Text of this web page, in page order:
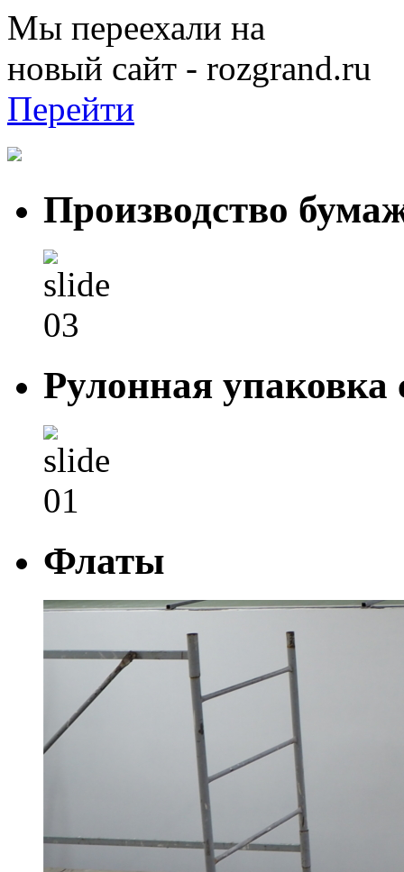
Мы переехали на
новый сайт - rozgrand.ru
Перейти
Производство
Рулонная упаковка
Флаты